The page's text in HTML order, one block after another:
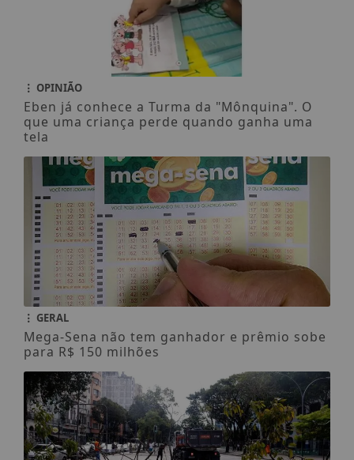
OPINIÃO
Eben já conhece a Turma da "Mônquina". O
que uma criança perde quando ganha uma
tela
GERAL
Mega-Sena não tem ganhador e prêmio sobe
para R$ 150 milhões